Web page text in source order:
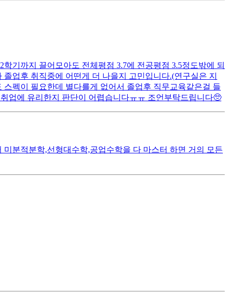
기까지 끌어모아도 전체평점 3.7에 전공평점 3.5정도밖에 되
업후 취직중에 어떤게 더 나을지 고민입니다.(연구실은 지
펙이 필요한데 별다를게 없어서 졸업후 직무교육같은걸 들
업에 유리한지 판단이 어렵습니다ㅠㅠ 조언부탁드립니다🥺
분적분학,선형대수학,공업수학을 다 마스터 하면 거의 모든